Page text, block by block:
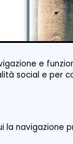
e
social e per
la navigazione